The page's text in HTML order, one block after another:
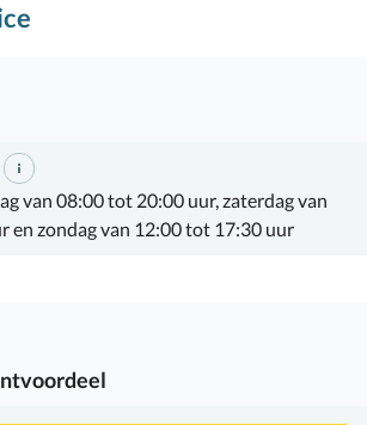
van 08:00 tot 20:00 uur, zaterdag van
en zondag van 12:00 tot 17:30 uur